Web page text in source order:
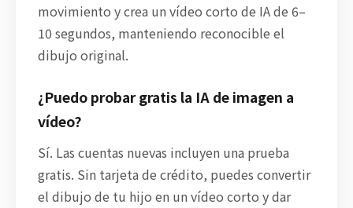
movimiento y crea un vídeo corto de IA de 6–
10 segundos, manteniendo reconocible el
dibujo original.
¿Puedo probar gratis la IA de imagen a
vídeo?
Sí. Las cuentas nuevas incluyen una prueba
gratis. Sin tarjeta de crédito, puedes convertir
el dibujo de tu hijo en un vídeo corto y dar